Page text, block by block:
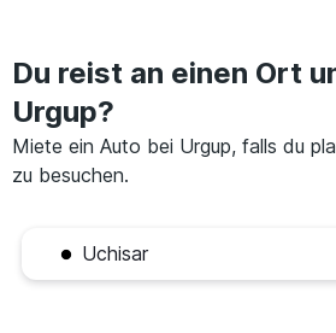
Du reist an einen Ort
Urgup?
Miete ein Auto bei Urgup, falls du
zu besuchen.
Uchisar